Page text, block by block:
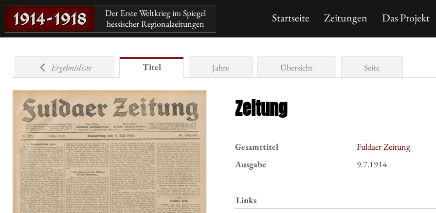
Der Erste Weltkrieg im Spiegel
hessischer Regionalzeitungen
Startseite Zeitungen Das Projekt
Ergebnisliste Titel Jahre Übersicht Seite
Zeitung
Gesamttitel
Fuldaer Zeitung
Ausgabe
9.7.1914
Links